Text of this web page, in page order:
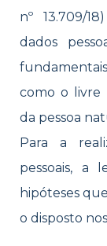
nº 13.709/
dados
como o livre
da pessoa
Para a
pessoais, a
hipóteses
o disposto nos